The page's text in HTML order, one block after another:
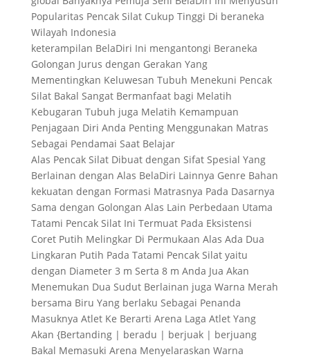
Popularitas Pencak Silat Cukup Tinggi Di beraneka
Wilayah Indonesia
keterampilan BelaDiri Ini mengantongi Beraneka
Golongan Jurus dengan Gerakan Yang
Mementingkan Keluwesan Tubuh Menekuni Pencak
Silat Bakal Sangat Bermanfaat bagi Melatih
Kebugaran Tubuh juga Melatih Kemampuan
Penjagaan Diri Anda Penting Menggunakan Matras
Sebagai Pendamai Saat Belajar
Alas Pencak Silat Dibuat dengan Sifat Spesial Yang
Berlainan dengan Alas BelaDiri Lainnya Genre Bahan
kekuatan dengan Formasi Matrasnya Pada Dasarnya
Sama dengan Golongan Alas Lain Perbedaan Utama
Tatami Pencak Silat Ini Termuat Pada Eksistensi
Coret Putih Melingkar Di Permukaan Alas Ada Dua
Lingkaran Putih Pada Tatami Pencak Silat yaitu
dengan Diameter 3 m Serta 8 m Anda Jua Akan
Menemukan Dua Sudut Berlainan juga Warna Merah
bersama Biru Yang berlaku Sebagai Penanda
Masuknya Atlet Ke Berarti Arena Laga Atlet Yang
Akan {Bertanding | beradu | berjuak | berjuang
Bakal Memasuki Arena Menyelaraskan Warna